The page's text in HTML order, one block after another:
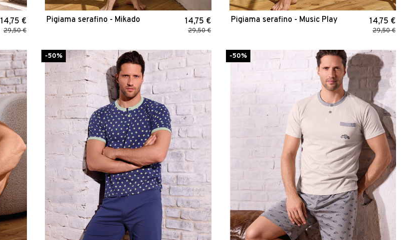
14,75 €
29,50 €
Pigiama serafino - Mikado 14,75 €
29,50 €
Pigiama serafino - Music Play 14,75 €
29,50 €
-50% -50%